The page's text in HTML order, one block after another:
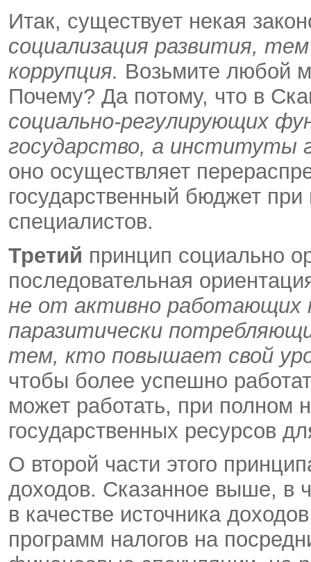
Итак, существует некая
социализация развития,
коррупция. Возьмите любой
Почему? Да потому, что в
социально-регулирующих
государство, а институты
оно осуществляет
государственный бюджет
специалистов.
Третий принцип социально
последовательная
не от активно работающих
паразитически
тем, кто повышает свой
чтобы более успешно
может работать, при полном
государственных ресурсов
О второй части этого
доходов. Сказанное выше, в
в качестве источника
программ налогов на